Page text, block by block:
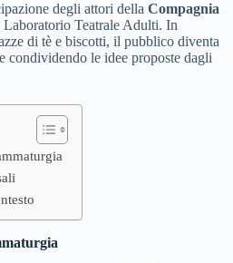
degli attori della Compagnia
Teatrale Adulti. In
di tè e biscotti, il pubblico diventa
condividendo le idee proposte dagli